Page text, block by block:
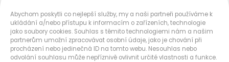
Abychom poskytli co nejlepší služby, my a naši partneři používáme k
ukládání a/nebo přístupu k informacím o zařízeních, technologie
jako soubory cookies. Souhlas s těmito technologiemi nám a našim
partnerům umožní zpracovávat osobní údaje, jako je chování při
procházení nebo jedinečná ID na tomto webu. Nesouhlas nebo
odvolání souhlasu může nepříznivě ovlivnit určité vlastnosti a funkce.
OTEVÍRACÍ DOBA
Pondělí 8:00 - 16:30
Úterý 8:00 - 16:30
Středa 8:00 - 16:30